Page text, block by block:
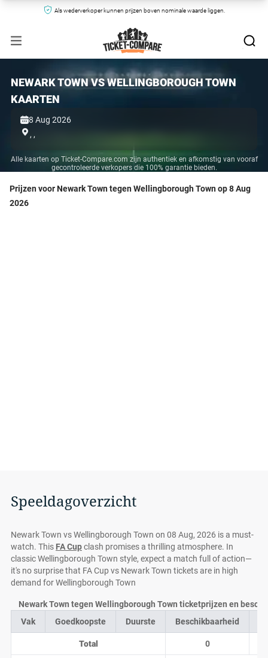
Als wederverkoper kunnen prijzen boven nominale waarde liggen.
NEWARK TOWN VS WELLINGBOROUGH TOWN
KAARTEN
8 Aug 2026
, ,
Alle kaarten op Ticket-Compare.com zijn authentiek en afkomstig van vooraf
gecontroleerde verkopers die 100% garantie bieden.
Prijzen voor Newark Town tegen Wellingborough Town op 8 Aug
2026
Speeldagoverzicht
Newark Town vs Wellingborough Town on 08 Aug, 2026 is a must-
watch. This FA Cupclash promises a thrilling atmosphere. In
classic Wellingborough Town style, expect a match full of action—
it's no surprise that FA Cup vs Newark Town tickets are in high
demand for Wellingborough Town
Vak Goedkoopste Duurste Beschikbaarheid
Total 0
Newark Town tegen Wellingborough Town ticketprijzen en